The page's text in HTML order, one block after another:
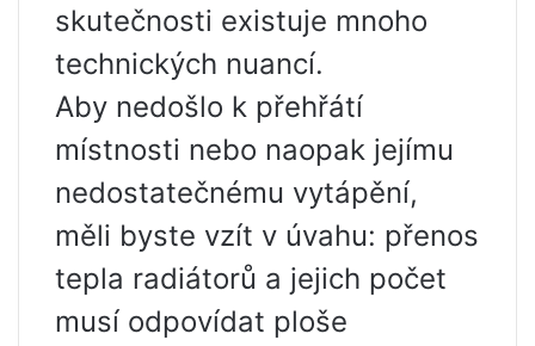
skutečnosti existuje mnoho
technických nuancí.
Aby nedošlo k přehřátí
místnosti nebo naopak jejímu
nedostatečnému vytápění,
měli byste vzít v úvahu: přenos
tepla radiátorů a jejich počet
musí odpovídat ploše